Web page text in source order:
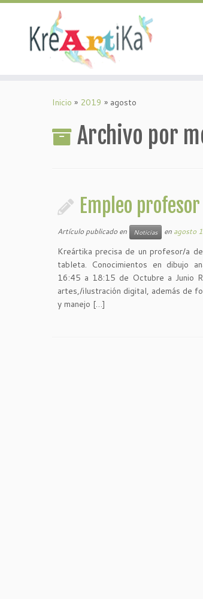
Inicio » 2019 » agosto
Archivo por
Empleo
Artículo publicado en Noticias en agosto
Kreártika precisa de un profesor/a
tableta. Conocimientos en dibujo
16:45 a 18:15 de Octubre a Junio
artes,/ilustración digital, además de
y manejo […]